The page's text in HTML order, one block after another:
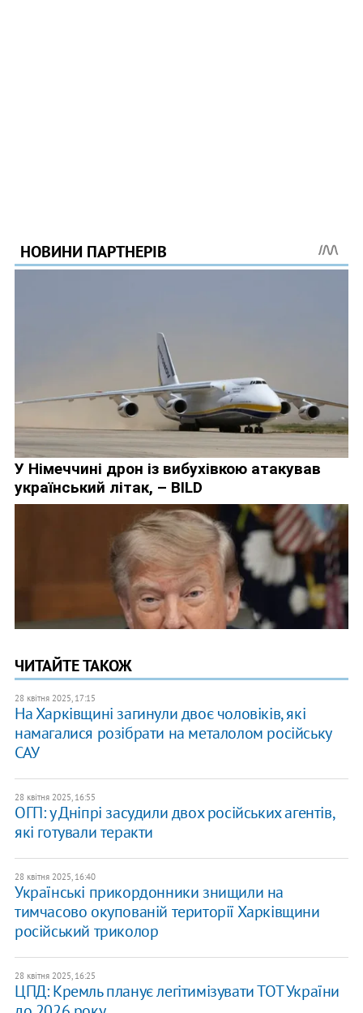
ЧИТАЙТЕ ТАКОЖ
28 квітня 2025, 17:15
На Харківщині загинули двоє чоловіків, які
намагалися розібрати на металолом російську
САУ
28 квітня 2025, 16:55
ОГП: у Дніпрі засудили двох російських агентів,
які готували теракти
28 квітня 2025, 16:40
Українські прикордонники знищили на
тимчасово окупованій території Харківщини
російський триколор
28 квітня 2025, 16:25
ЦПД: Кремль планує легітимізувати ТОТ України